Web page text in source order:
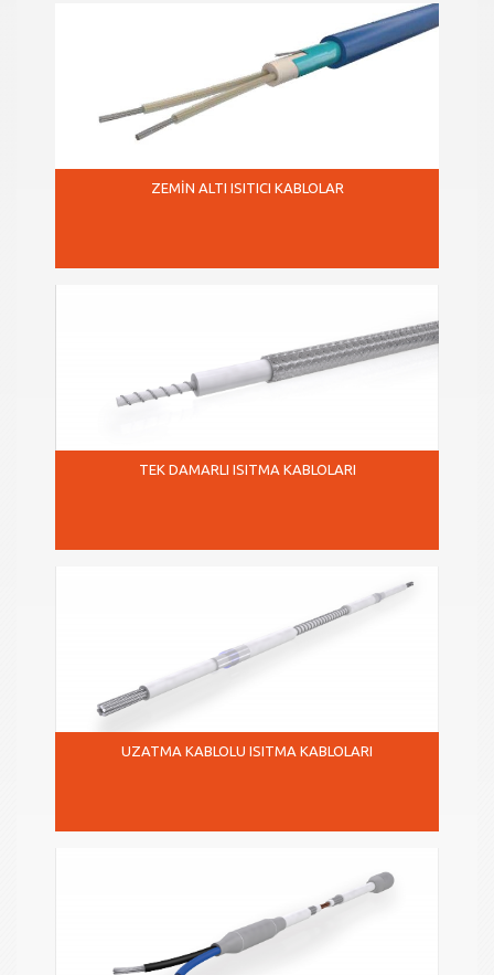
ZEMİN ALTI ISITICI KABLOLAR
TEK DAMARLI ISITMA KABLOLARI
UZATMA KABLOLU ISITMA KABLOLARI